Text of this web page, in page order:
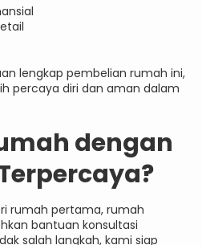
lengkap pembelian rumah ini,
percaya diri dan aman dalam
dengan
rumah pertama, rumah
bantuan konsultasi
salah langkah, kami siap